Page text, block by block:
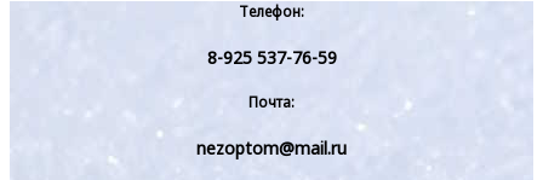
Телефон:
8-925 537-76-59
Почта:
nezoptom@mail.ru